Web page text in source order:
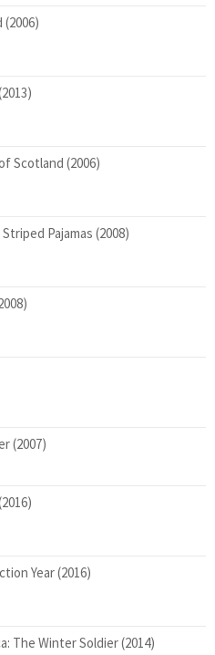
Scotland (2006)
Pajamas (2008)
(2007)
Year (2016)
The Winter Soldier (2014)